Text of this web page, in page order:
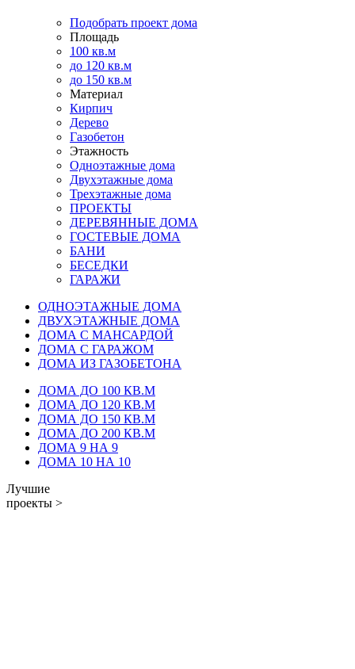
Подобрать проект дома
Площадь
100 кв.м
до 120 кв.м
до 150 кв.м
Материал
Кирпич
Дерево
Газобетон
Этажность
Одноэтажные дома
Двухэтажные дома
Трехэтажные дома
ПРОЕКТЫ
ДЕРЕВЯННЫЕ ДОМА
ГОСТЕВЫЕ ДОМА
БАНИ
БЕСЕДКИ
ГАРАЖИ
ОДНОЭТАЖНЫЕ ДОМА
ДВУХЭТАЖНЫЕ ДОМА
ДОМА С МАНСАРДОЙ
ДОМА С ГАРАЖОМ
ДОМА ИЗ ГАЗОБЕТОНА
ДОМА ДО 100 КВ.М
ДОМА ДО 120 КВ.М
ДОМА ДО 150 КВ.М
ДОМА ДО 200 КВ.М
ДОМА 9 НА 9
ДОМА 10 НА 10
Лучшие
проекты >